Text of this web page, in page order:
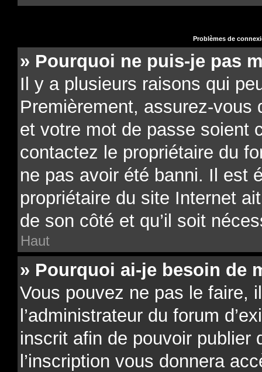
Problèmes de
» Pourquoi ne puis-je pas
Il y a plusieurs raisons qui
Premièrement, assurez-vous
et votre mot de passe soient
contactez le propriétaire du
ne pas avoir été banni. Il est
propriétaire du site Internet
de son côté et qu’il soit
Haut
» Pourquoi ai-je besoin de
Vous pouvez ne pas le faire,
l’administrateur du forum
inscrit afin de pouvoir publier
l’inscription vous donnera